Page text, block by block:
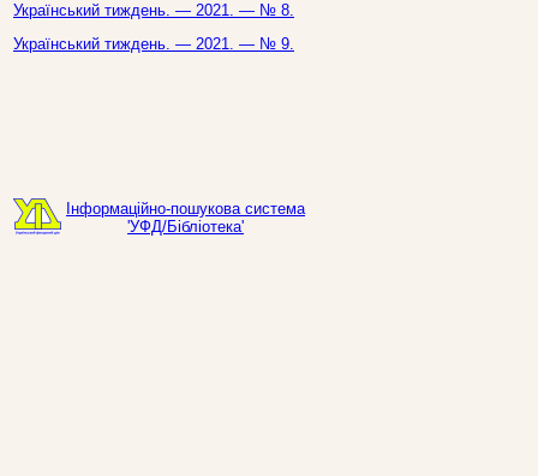
Український тиждень. — 2021. — № 8.
Український тиждень. — 2021. — № 9.
Інформаційно-пошукова система
'УФД/Бібліотека'